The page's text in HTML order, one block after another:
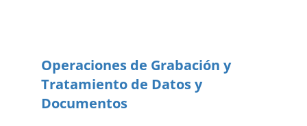
Operaciones de Grabación y
Tratamiento de Datos y
Documentos